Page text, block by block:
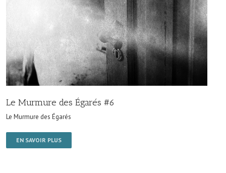
Le Murmure des Égarés #6
Le Murmure des Égarés
EN SAVOIR PLUS